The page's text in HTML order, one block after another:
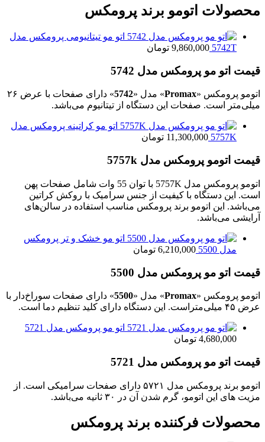
محصولات اتومو برند پرومکس
اتو مو تیتانیومی پرومکس مدل
5742T
9,860,000 تومان
قیمت اتو مو پرومکس مدل 5742
اتومو پرومکس «Promax» مدل «5742
» دارای صفحات با عرض ۲۶
میلی‌متر است. صفحات این دستگاه از تیتانیوم می‌باشد.
اتو مو کراتینه پرومکس مدل
5757K
11,300,000 تومان
قیمت اتومو پرومکس مدل 5757k
اتومو پرومکس مدل 5757K با توان 55 وات شامل صفحات پهن
است. این دستگاه با کیفیت از جنس سرامیک با روکش کراتین
می‌باشد. این اتومو برند پرومکس مناسب استفاده در سالن‌های
آرایشی می‌باشد.
اتو مو خشک و تر پرومکس
مدل 5500
6,210,000 تومان
قیمت اتو مو پرومکس مدل 5500
اتومو پرومکس «Promax» مدل «5500» دارای صفحات سوراخ‌دار با
عرض ۴۵ میلی‌متراست. این دستگاه دارای کلید تنظیم دما است.
اتو مو پرومکس مدل 5721
4,680,000 تومان
قیمت اتو مو پرومکس مدل 5721
اتومو برند پرومکس مدل ۵۷۲۱ دارای صفحات سرامیکی است. از
مزیت های این اتومو، گرم شدن آن در ۳۰ ثانیه می‌باشد.
محصولات فرکننده برند پرومکس